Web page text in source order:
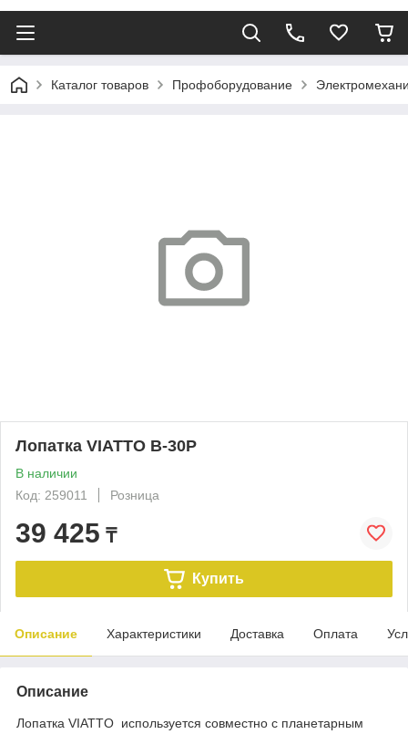
Каталог товаров Профоборудование
Лопатка VIATTO B-30P
В наличии
Код: 259011
Розница
39 425 ₸
Купить
Описание Характеристики Доставка Оплата
Описание
Лопатка VIATTO используется совместно с планетарным